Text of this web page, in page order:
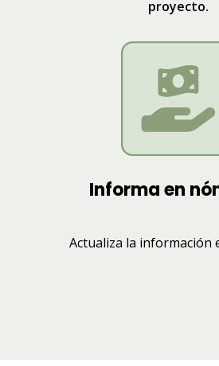
proyecto.
Informa en
Actualiza la información